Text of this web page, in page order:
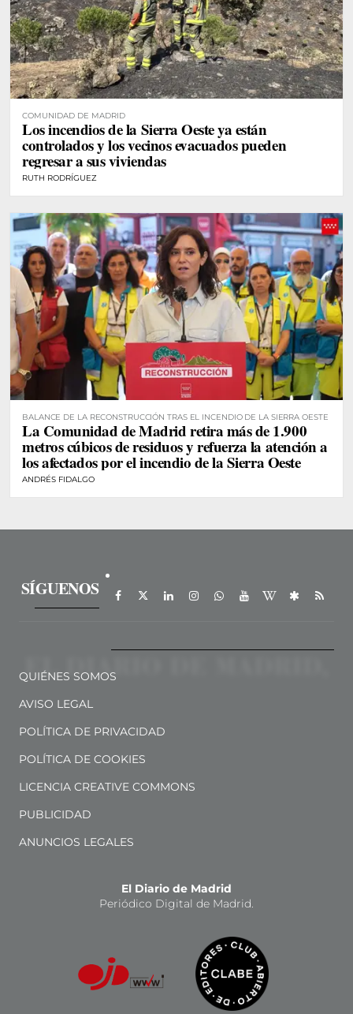
COMUNIDAD DE MADRID
Los incendios de la Sierra Oeste ya están
controlados y los vecinos evacuados pueden
regresar a sus viviendas
RUTH RODRÍGUEZ
BALANCE DE LA RECONSTRUCCIÓN TRAS EL INCENDIO DE LA SIERRA OESTE
La Comunidad de Madrid retira más de 1.900
metros cúbicos de residuos y refuerza la atención a
los afectados por el incendio de la Sierra Oeste
ANDRÉS FIDALGO
SÍGUENOS
QUIÉNES SOMOS
AVISO LEGAL
POLÍTICA DE PRIVACIDAD
POLÍTICA DE COOKIES
LICENCIA CREATIVE COMMONS
PUBLICIDAD
ANUNCIOS LEGALES
El Diario de Madrid
Periódico Digital de Madrid.